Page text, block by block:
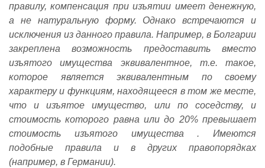
правилу, компенсация при изъятии имеет денежную,
а не натуральную форму. Однако встречаются и
исключения из данного правила. Например, в Болгарии
закреплена возможность предоставить вместо
изъятого имущества эквивалентное, т.е. такое,
которое является эквивалентным по своему
характеру и функциям, находящееся в том же месте,
что и изъятое имущество, или по соседству, и
стоимость которого равна или до 20% превышает
стоимость изъятого имущества . Имеются
подобные правила и в других правопорядках
(например, в Германии).